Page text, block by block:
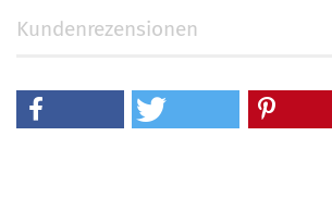
Kundenrezensionen